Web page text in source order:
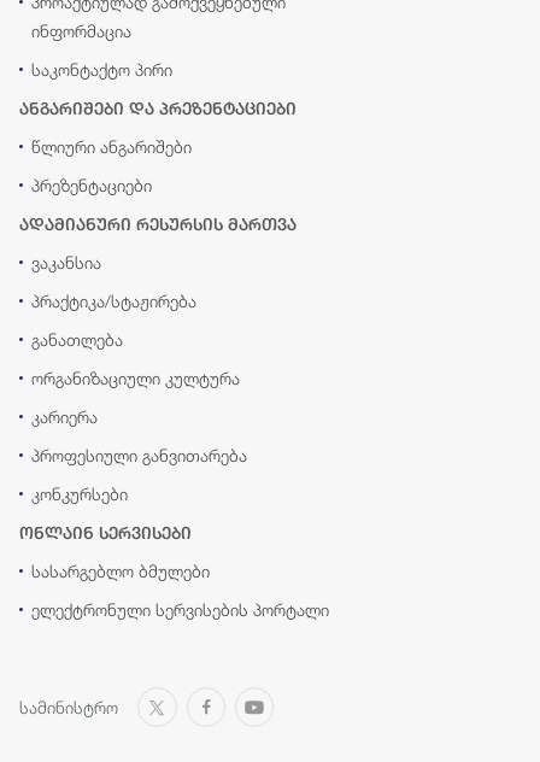
ინფორმაცია
საკონტაქტო პირი
ანგარიშები და პრეზენტაციები
წლიური ანგარიშები
პრეზენტაციები
ადამიანური რესურსის მართვა
ვაკანსია
პრაქტიკა/სტაჟირება
განათლება
ორგანიზაციული კულტურა
კარიერა
პროფესიული განვითარება
კონკურსები
ონლაინ სერვისები
სასარგებლო ბმულები
ელექტრონული სერვისების პორტალი
სამინისტრო